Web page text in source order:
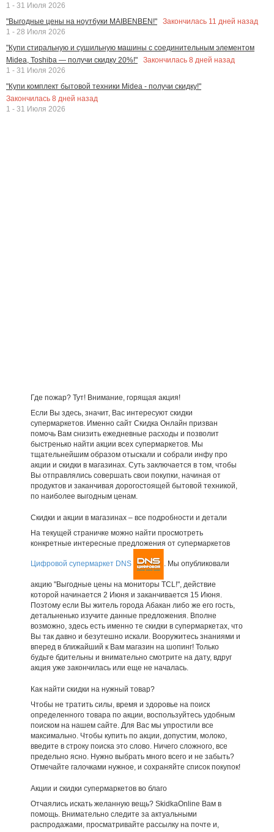
1 - 31 Июля 2026
"Выгодные цены на ноутбуки MAIBENBEN!"
Закончилась 11 дней назад
1 - 28 Июля 2026
"Купи стиральную и сушильную машины с соединительным элементом
Midea, Toshiba — получи скидку 20%!"
Закончилась 8 дней назад
1 - 31 Июля 2026
"Купи комплект бытовой техники Midea - получи скидку!"
Закончилась 8 дней назад
1 - 31 Июля 2026
Где пожар? Тут! Внимание, горящая акция!
Если Вы здесь, значит, Вас интересуют скидки
супермаркетов. Именно сайт Скидка Онлайн призван
помочь Вам снизить ежедневные расходы и позволит
быстренько найти акции всех супермаркетов. Мы
тщательнейшим образом отыскали и собрали инфу про
акции и скидки в магазинах. Суть заключается в том, чтобы
Вы отправлялись совершать свои покупки, начиная от
продуктов и заканчивая дорогостоящей бытовой техникой,
по наиболее выгодным ценам.
Скидки и акции в магазинах – все подробности и детали
На текущей страничке можно найти просмотреть
конкретные интересные предложения от супермаркетов
Цифровой супермаркет DNS . Мы опубликовали
акцию "Выгодные цены на мониторы TCL!", действие
которой начинается 2 Июня и заканчивается 15 Июня.
Поэтому если Вы житель города Абакан либо же его гость,
детальненько изучите данные предложения. Вполне
возможно, здесь есть именно те скидки в супермаркетах, что
Вы так давно и безутешно искали. Вооружитесь знаниями и
вперед в ближайший к Вам магазин на шопинг! Только
будьте бдительны и внимательно смотрите на дату, вдруг
акция уже закончилась или еще не началась.
Как найти скидки на нужный товар?
Чтобы не тратить силы, время и здоровье на поиск
определенного товара по акции, воспользуйтесь удобным
поиском на нашем сайте. Для Вас мы упростили все
максимально. Чтобы купить по акции, допустим, молоко,
введите в строку поиска это слово. Ничего сложного, все
предельно ясно. Нужно выбрать много всего и не забыть?
Отмечайте галочками нужное, и сохраняйте список покупок!
Акции и скидки супермаркетов во благо
Отчаялись искать желанную вещь? SkidkaOnline Вам в
помощь. Внимательно следите за актуальными
распродажами, просматривайте рассылку на почте и,